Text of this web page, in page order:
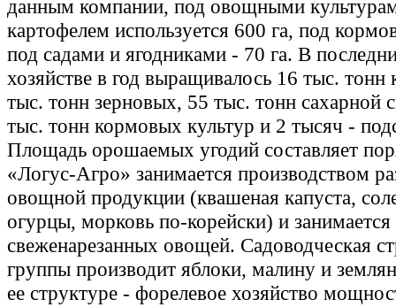
данным компании, под овощными
картофелем используется 600 га, под
под садами и ягодниками - 70 га. В
хозяйстве в год выращивалось 16 тыс. тонн
тыс. тонн зерновых, 55 тыс. тонн сахарной
тыс. тонн кормовых культур и 2 тысяч -
Площадь орошаемых угодий составляет
«Логус-Агро» занимается производством
овощной продукции (квашеная капуста,
огурцы, морковь по-корейски) и занимается
свеженарезанных овощей. Садоводческая
группы производит яблоки, малину и
ее структуре - форелевое хозяйство